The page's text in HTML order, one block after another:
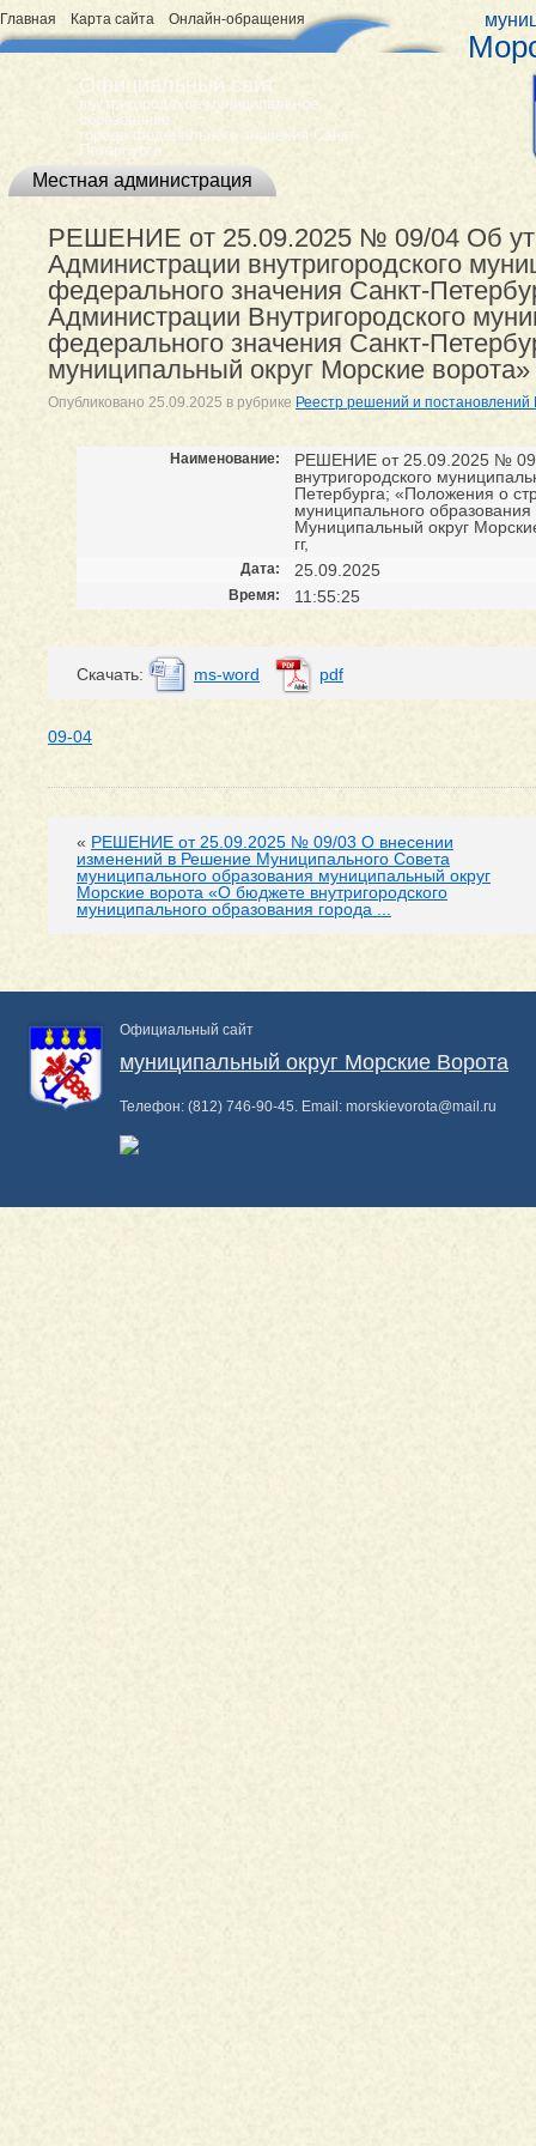
Главная Карта сайта Онлайн-обращения
Официальный сайт
внутригородское муниципальное
образование
города федерального значения Санкт-
Петербурга
Местная администрация
РЕШЕНИЕ от 25.09.2025 № 09/04 Об
Администрации внутригородского
федерального значения Санкт-
Администрации Внутригородского
федерального значения Санкт-
муниципальный округ Морские ворота»
Опубликовано 25.09.2025 в рубрике Реестр решений и
Наименование:
РЕШЕНИЕ от 25.09.2025 № 09/
внутригородского
Петербурга; «Положения о
муниципального
Муниципальный округ
гг,
Дата: 25.09.2025
Время: 11:55:25
Cкачать: ms-word pdf
09-04
« РЕШЕНИЕ от 25.09.2025 № 09/03 О внесении
изменений в Решение Муниципального Совета
муниципального образования муниципальный округ
Морские ворота «О бюджете внутригородского
муниципального образования города ...
Официальный сайт
муниципальный округ Морские Ворота
Телефон: (812) 746-90-45 . Email: morskievorota@mail.ru